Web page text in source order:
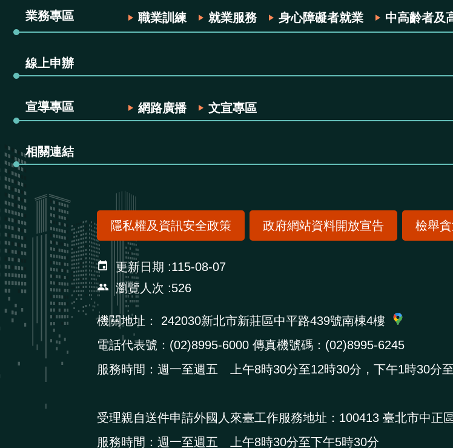
業務專區 職業訓練 就業服務 身心障礙者就業 中高齡者及
線上申辦
宣導專區 網路廣播 文宣專區
相關連結
隱私權及資訊安全政策 政府網站資料開放宣告 檢舉
更新日期
115-08-07
瀏覽人次
526
機關地址：
242030新北市新莊區中平路439號南棟4樓
電話代表號：(02)8995-6000 傳真機號碼：(02)8995-6245
服務時間：週一至週五 上午8時30分至12時30分，下午1時30分
受理親自送件申請外國人來臺工作服務地址： 100413 臺北市中正
服務時間：週一至週五 上午8時30分至下午5時30分